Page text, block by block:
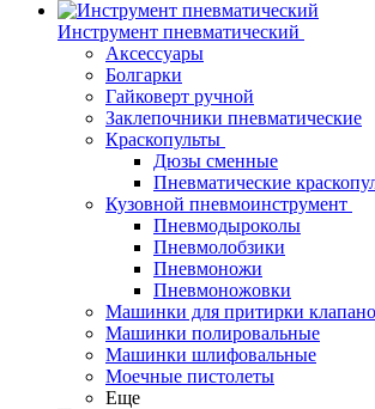
Инструмент пневматический
Аксессуары
Болгарки
Гайковерт ручной
Заклепочники пневматические
Краскопульты
Дюзы сменные
Пневматические
Кузовной пневмоинструмент
Пневмодыроколы
Пневмолобзики
Пневмоножи
Пневмоножовки
Машинки для притирки
Машинки полировальные
Машинки шлифовальные
Моечные пистолеты
Еще